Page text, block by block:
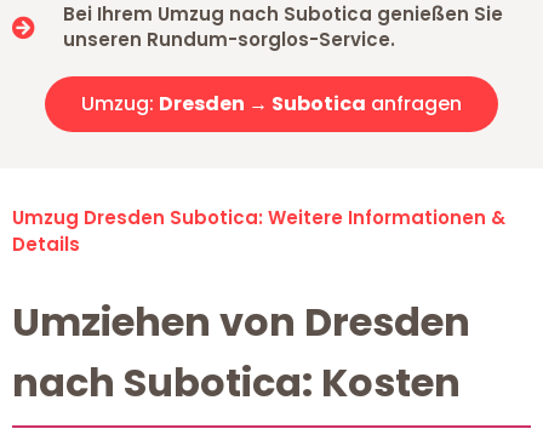
Bei Ihrem Umzug nach Subotica genießen Sie
unseren Rundum-sorglos-Service.
Umzug: Dresden → Subotica anfragen
Umzug Dresden Subotica: Weitere Informationen &
Details
Umziehen von Dresden
nach Subotica: Kosten